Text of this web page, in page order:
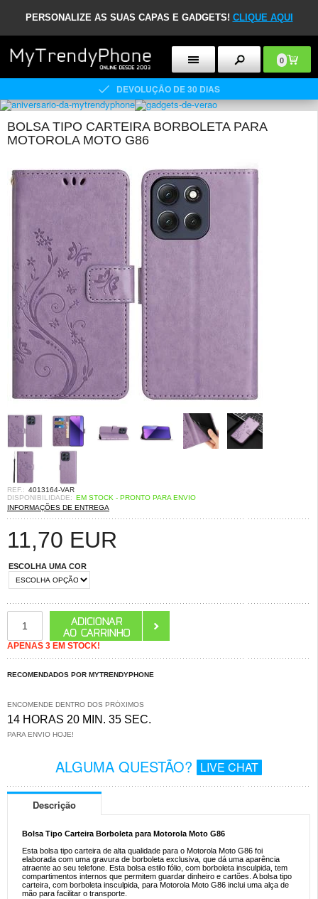
PERSONALIZE AS SUAS CAPAS E GADGETS! CLIQUE AQUI
0
DEVOLUÇÃO DE 30 DIAS
BOLSA TIPO CARTEIRA BORBOLETA PARA
MOTOROLA MOTO G86
REF.: 4013164-VAR
DISPONIBILIDADE: EM STOCK - PRONTO PARA ENVIO
INFORMAÇÕES DE ENTREGA
11,70 EUR
ESCOLHA UMA COR
APENAS 3 EM STOCK!
RECOMENDADOS POR MYTRENDYPHONE
ENCOMENDE DENTRO DOS PRÓXIMOS
14 HORAS 20 MIN. 34 SEC.
PARA ENVIO HOJE!
ALGUMA QUESTÃO? LIVE CHAT
Descrição
Bolsa Tipo Carteira Borboleta para Motorola Moto G86
Esta bolsa tipo carteira de alta qualidade para o Motorola Moto G86 foi
elaborada com uma gravura de borboleta exclusiva, que dá uma aparência
atraente ao seu telefone. Esta bolsa estilo fólio, com borboleta insculpida, tem
compartimentos internos que permitem guardar dinheiro e cartões. A bolsa tipo
carteira, com borboleta insculpida, para Motorola Moto G86 inclui uma alça de
mão para facilitar o transporte.